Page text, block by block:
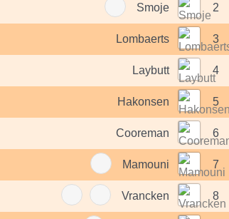
2
Smoje
3
Lombaerts
4
Laybutt
5
Hakonsen
6
Cooreman
7
Mamouni
8
Vrancken